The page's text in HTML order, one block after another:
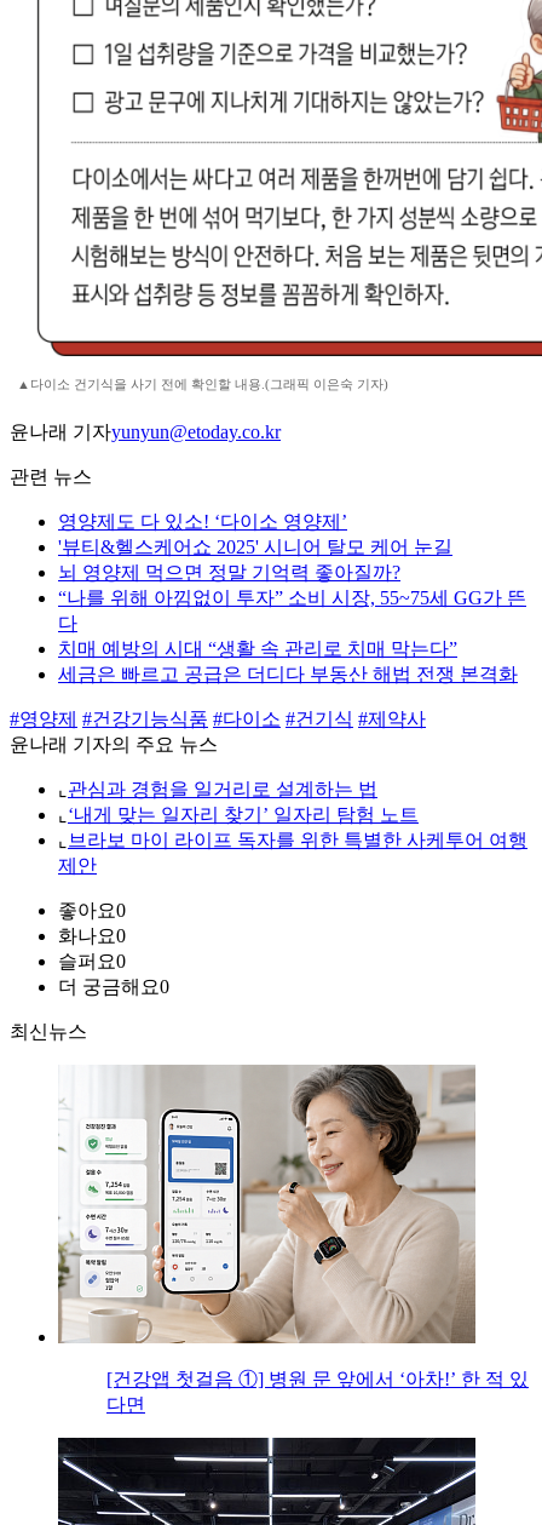
▲다이소 건기식을 사기 전에 확인할 내용.(그래픽 이은숙 기자)
윤나래 기자yunyun@etoday.co.kr
관련 뉴스
영양제도 다 있소! ‘다이소 영양제’
'뷰티&헬스케어쇼 2025' 시니어 탈모 케어 눈길
뇌 영양제 먹으면 정말 기억력 좋아질까?
“나를 위해 아낌없이 투자” 소비 시장, 55~75세 GG가 뜬
다
치매 예방의 시대 “생활 속 관리로 치매 막는다”
세금은 빠르고 공급은 더디다 부동산 해법 전쟁 본격화
#영양제 #건강기능식품 #다이소 #건기식 #제약사
윤나래 기자의 주요 뉴스
⌞ 관심과 경험을 일거리로 설계하는 법
⌞ ‘내게 맞는 일자리 찾기’ 일자리 탐험 노트
⌞ 브라보 마이 라이프 독자를 위한 특별한 사케투어 여행
제안
좋아요0
화나요0
슬퍼요0
더 궁금해요0
최신뉴스
[건강앱 첫걸음 ①] 병원 문 앞에서 ‘아차!’ 한 적 있
다면